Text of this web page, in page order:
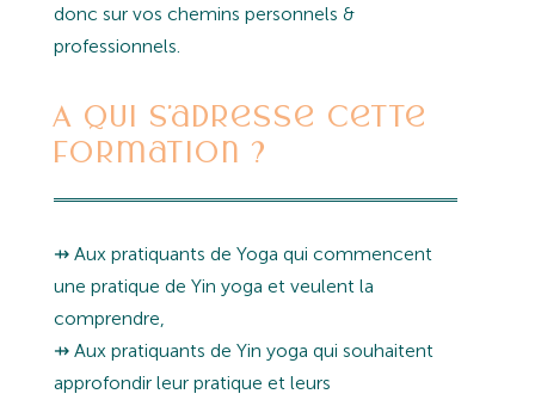
donc sur vos chemins personnels &
professionnels.
A qui s’adresse cette
formation ?
⇸ Aux pratiquants de Yoga qui commencent
une pratique de Yin yoga et veulent la
comprendre,
⇸ Aux pratiquants de Yin yoga qui souhaitent
approfondir leur pratique et leurs